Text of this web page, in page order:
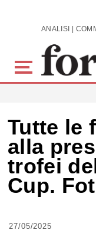
Skip to main
Tutte le
alla
trofei
Cup.
27/05/2025